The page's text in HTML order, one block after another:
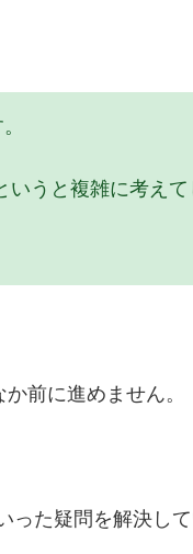
うと複雑に考え
前に進めません。
た疑問を解決して